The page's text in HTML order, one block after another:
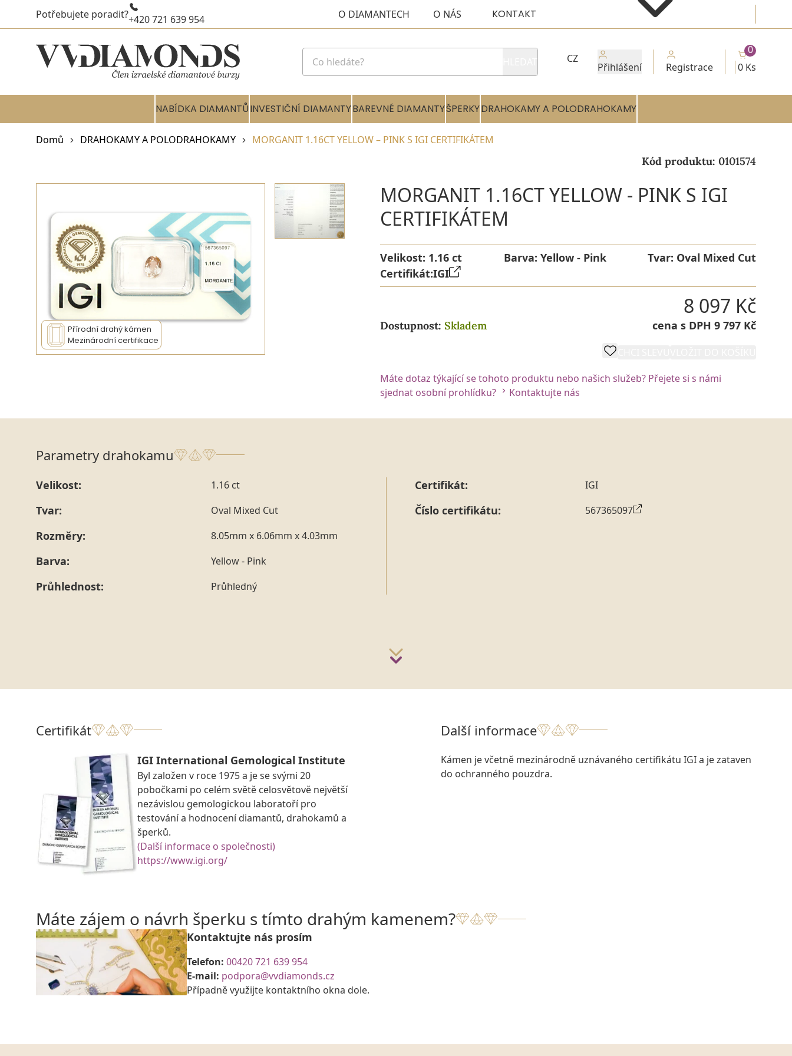
Potřebujete poradit?+420 721 639 954 O DIAMANTECH O NÁS KONTAKT
CZ
Přihlášení Registrace 0 Ks
0
NABÍDKA DIAMANTŮINVESTIČNÍ DIAMANTYBAREVNÉ DIAMANTYŠPERKYDRAHOKAMY A POLODRAHOKAMY
Domů DRAHOKAMY A POLODRAHOKAMY MORGANIT 1.16CT YELLOW – PINK S IGI CERTIFIKÁTEM
Kód produktu: 0101574
Přírodní drahý kámen
Mezinárodní certifikace
MORGANIT 1.16CT YELLOW - PINK S IGI
CERTIFIKÁTEM
Velikost: 1.16 ct Barva: Yellow - Pink Tvar: Oval Mixed Cut
Certifikát:IGI
Dostupnost: Skladem
8 097 Kč
cena s DPH 9 797 Kč
Máte dotaz týkající se tohoto produktu nebo našich služeb? Přejete si s námi
sjednat osobní prohlídku?
Kontaktujte nás
Parametry drahokamu
Velikost: 1.16 ct
Tvar: Oval Mixed Cut
Rozměry: 8.05mm x 6.06mm x 4.03mm
Barva: Yellow - Pink
Průhlednost: Průhledný
Certifikát: IGI
Číslo certifikátu: 567365097
Certifikát
IGI International Gemological Institute
Byl založen v roce 1975 a je se svými 20
pobočkami po celém světě celosvětově největší
nezávislou gemologickou laboratoří pro
testování a hodnocení diamantů, drahokamů a
šperků.
(Další informace o společnosti)
https://www.igi.org/
Další informace
Kámen je včetně mezinárodně uznávaného certifikátu IGI a je zataven
do ochranného pouzdra.
Máte zájem o návrh šperku s tímto drahým kamenem?
Kontaktujte nás prosím
Telefon: 00420 721 639 954
E-mail: podpora@vvdiamonds.cz
Případně využijte kontaktního okna dole.